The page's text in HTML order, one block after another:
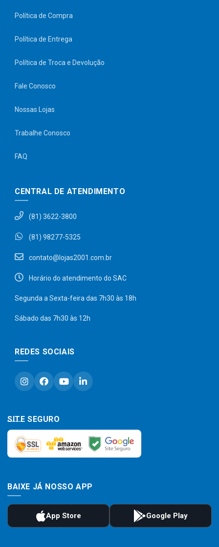
Política de Compra
Política de Entrega
Política de Troca e Devolução
Fale Conosco
Nossas Lojas
Trabalhe Conosco
FAQ
CENTRAL DE ATENDIMENTO
(81) 3622-3800
(81) 98277-5325
contato@lojas2001.com.br
Horário do atendimento do SAC
Segunda a Sexta-feira das 7h30 às 18h
Sábado das 7h30 às 12h
REDES SOCIAIS
SITE SEGURO
BAIXE JÁ NOSSO APP